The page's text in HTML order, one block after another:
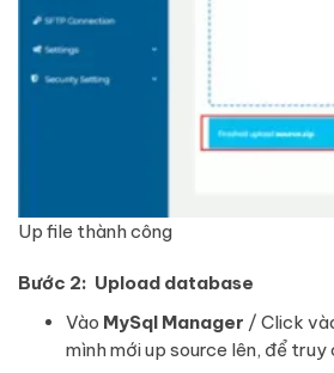
Up file thành công
Bước 2: Upload database
Vào MySql Manager / Click
mình mới up source lên, để truy